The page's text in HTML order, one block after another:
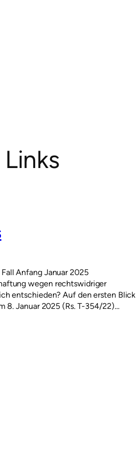
Anfang Januar 2025
wegen rechtswidriger
entschieden? Auf den ersten Blick
8. Januar 2025 (Rs. T-354/22)…